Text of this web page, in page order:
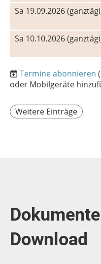
Sa 19.09.2026
Sa 10.10.2026
Termine abonnieren
oder Mobilgeräte
Weitere Einträge
Download